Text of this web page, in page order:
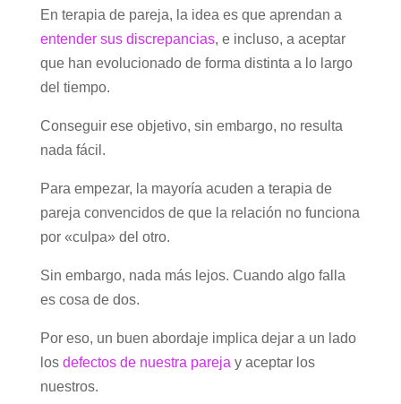
En terapia de pareja, la idea es que aprendan a
entender sus discrepancias, e incluso, a aceptar
que han evolucionado de forma distinta a lo largo
del tiempo.
Conseguir ese objetivo, sin embargo, no resulta
nada fácil.
Para empezar, la mayoría acuden a terapia de
pareja convencidos de que la relación no funciona
por «culpa» del otro.
Sin embargo, nada más lejos. Cuando algo falla
es cosa de dos.
Por eso, un buen abordaje implica dejar a un lado
los defectos de nuestra pareja y aceptar los
nuestros.